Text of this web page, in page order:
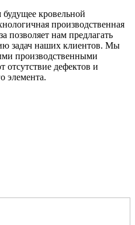
кровельной
производственная
позволяет нам предлагать
задач наших клиентов. Мы
производственными
отсутствие дефектов и
элемента.